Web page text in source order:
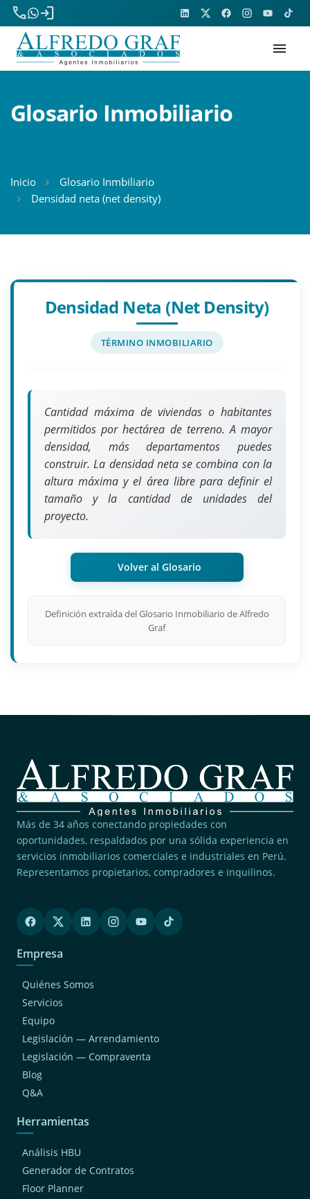
phone
login
menu
Glosario Inmobiliario
Inicio
Glosario Inmbiliario
Densidad neta (net density)
Densidad Neta (net Density)
TÉRMINO INMOBILIARIO
Cantidad máxima de viviendas o habitantes
permitidos por hectárea de terreno. A mayor
densidad, más departamentos puedes
construir. La densidad neta se combina con la
altura máxima y el área libre para definir el
tamaño y la cantidad de unidades del
proyecto.
Volver al Glosario
Definición extraída del Glosario Inmobiliario de Alfredo
Graf
Más de 34 años conectando propiedades con
oportunidades, respaldados por una sólida experiencia en
servicios inmobiliarios comerciales e industriales en Perú.
Representamos propietarios, compradores e inquilinos.
Empresa
Quiénes Somos
Servicios
Equipo
Legislación — Arrendamiento
Legislación — Compraventa
Blog
Q&A
Herramientas
Análisis HBU
Generador de Contratos
Floor Planner